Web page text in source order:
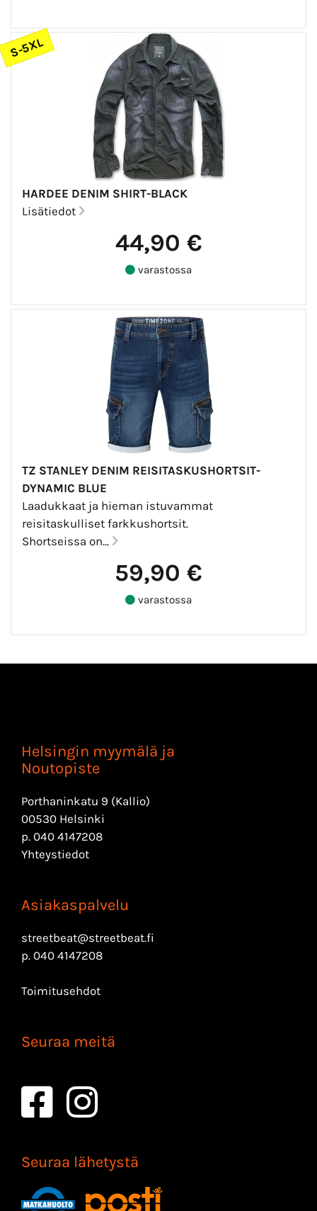
S-5XL
HARDEE DENIM SHIRT-BLACK
Lisätiedot
44,90 €
varastossa
TZ STANLEY DENIM REISITASKUSHORTSIT-
DYNAMIC BLUE
Laadukkaat ja hieman istuvammat
reisitaskulliset farkkushortsit.
Shortseissa on...
59,90 €
varastossa
Helsingin myymälä ja
Noutopiste
Porthaninkatu 9 (Kallio)
00530 Helsinki
p. 040 4147208
Yhteystiedot
Asiakaspalvelu
streetbeat@streetbeat.fi
p. 040 4147208
Toimitusehdot
Seuraa meitä
Seuraa lähetystä